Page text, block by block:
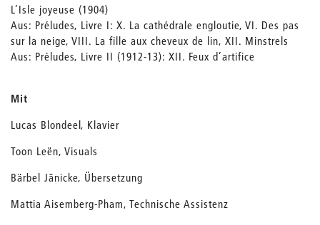
L’Isle joyeuse (1904)
Aus: Préludes, Livre I: X. La cathédrale engloutie, VI. Des pas
sur la neige, VIII. La fille aux cheveux de lin, XII. Minstrels
Aus: Préludes, Livre II (1912-13): XII. Feux d’artifice
Mit
Lucas Blondeel, Klavier
Toon Leën, Visuals
Bärbel Jänicke, Übersetzung
Mattia Aisemberg-Pham, Technische Assistenz